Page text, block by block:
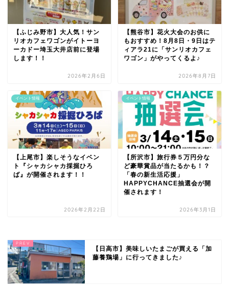
【ふじみ野市】大人気！サン
リオカフェワゴンがイトーヨ
ーカドー埼玉大井店前に登場
します！！
2026年2月6日
【熊谷市】花火大会のお供に
もおすすめ！8月8日・9日はテ
ィアラ21に「サンリオカフェ
ワゴン」がやってくるよ♪
2026年8月7日
イベント情報
【上尾市】楽しそうなイベン
ト『シャカシャカ採掘ひろ
ば』が開催されます！！
2026年2月22日
イベント情報
【所沢市】旅行券５万円分な
ど豪華賞品が当たるかも！？
「春の新生活応援」
HAPPYCHANCE抽選会が開
催されます！
2026年3月1日
【日高市】美味しいたまごが買える「加
藤養鶏場」に行ってきました♪